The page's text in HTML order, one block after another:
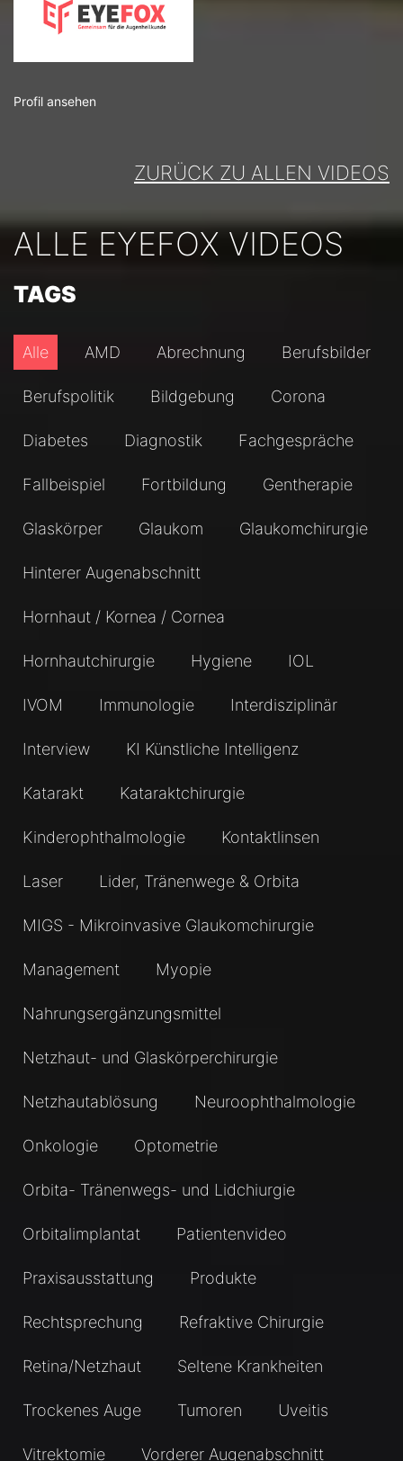
Profil ansehen
ZURÜCK ZU ALLEN VIDEOS
ALLE EYEFOX VIDEOS
TAGS
Alle AMD Abrechnung Berufsbilder
Berufspolitik Bildgebung Corona
Diabetes Diagnostik Fachgespräche
Fallbeispiel Fortbildung Gentherapie
Glaskörper Glaukom Glaukomchirurgie
Hinterer Augenabschnitt
Hornhaut / Kornea / Cornea
Hornhautchirurgie Hygiene IOL
IVOM Immunologie Interdisziplinär
Interview KI Künstliche Intelligenz
Katarakt Kataraktchirurgie
Kinderophthalmologie Kontaktlinsen
Laser Lider, Tränenwege & Orbita
MIGS - Mikroinvasive Glaukomchirurgie
Management Myopie
Nahrungsergänzungsmittel
Netzhaut- und Glaskörperchirurgie
Netzhautablösung Neuroophthalmologie
Onkologie Optometrie
Orbita- Tränenwegs- und Lidchiurgie
Orbitalimplantat Patientenvideo
Praxisausstattung Produkte
Rechtsprechung Refraktive Chirurgie
Retina/Netzhaut Seltene Krankheiten
Trockenes Auge Tumoren Uveitis
Vitrektomie Vorderer Augenabschnitt